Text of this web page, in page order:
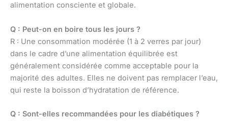
alimentation consciente et globale.
Q : Peut-on en boire tous les jours ?
R : Une consommation modérée (1 à 2 verres par jour)
dans le cadre d’une alimentation équilibrée est
généralement considérée comme acceptable pour la
majorité des adultes. Elles ne doivent pas remplacer l’eau,
qui reste la boisson d’hydratation de référence.
Q : Sont-elles recommandées pour les diabétiques ?